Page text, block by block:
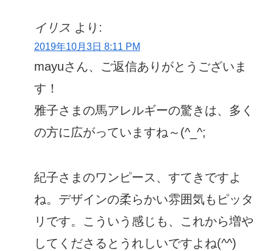
イリス より:
2019年10月3日 8:11 PM
mayuさん、ご返信ありがとうございま
す！
雅子さまの馬アレルギーの驚きは、多く
の方に広がっていますね～(^_^;
紀子さまのワンピース、すてきですよ
ね。デザインの柔らかい雰囲気もピッタ
リです。こういう感じも、これから増や
してくださるとうれしいですよね(^^)